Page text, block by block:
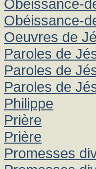
Obéissance-
Obéissance-
Oeuvres de
Paroles de
Paroles de
Paroles de
Philippe
Prière
Prière
Promesses